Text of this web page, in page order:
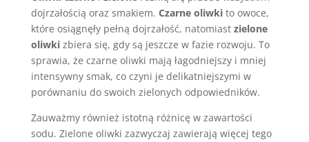
dojrzałością oraz smakiem. Czarne oliwkito owoce,
które osiągnęły pełną dojrzałość, natomiast zielone
oliwkizbiera się, gdy są jeszcze w fazie rozwoju. To
sprawia, że czarne oliwki mają łagodniejszy i mniej
intensywny smak, co czyni je delikatniejszymi w
porównaniu do swoich zielonych odpowiedników.
Zauważmy również istotną różnicę w zawartości
sodu. Zielone oliwki zazwyczaj zawierają więcej tego